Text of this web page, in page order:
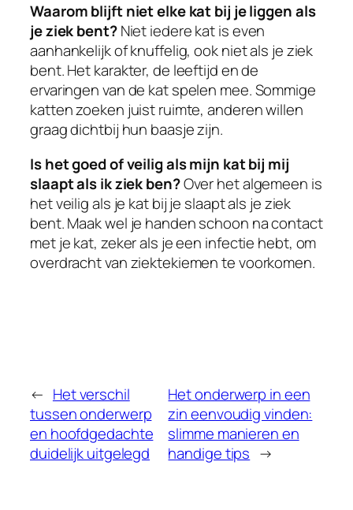
Waarom blijft niet elke kat bij je liggen als
je ziek bent?Niet iedere kat is even
aanhankelijk of knuffelig, ook niet als je ziek
bent. Het karakter, de leeftijd en de
ervaringen van de kat spelen mee. Sommige
katten zoeken juist ruimte, anderen willen
graag dichtbij hun baasje zijn.
Is het goed of veilig als mijn kat bij mij
slaapt als ik ziek ben?Over het algemeen is
het veilig als je kat bij je slaapt als je ziek
bent. Maak wel je handen schoon na contact
met je kat, zeker als je een infectie hebt, om
overdracht van ziektekiemen te voorkomen.
← Het verschil
tussen onderwerp
en hoofdgedachte
duidelijk uitgelegd
Het onderwerp in een
zin eenvoudig vinden:
slimme manieren en
handige tips →